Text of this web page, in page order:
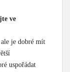
ve
je dobré mít
uspořádat